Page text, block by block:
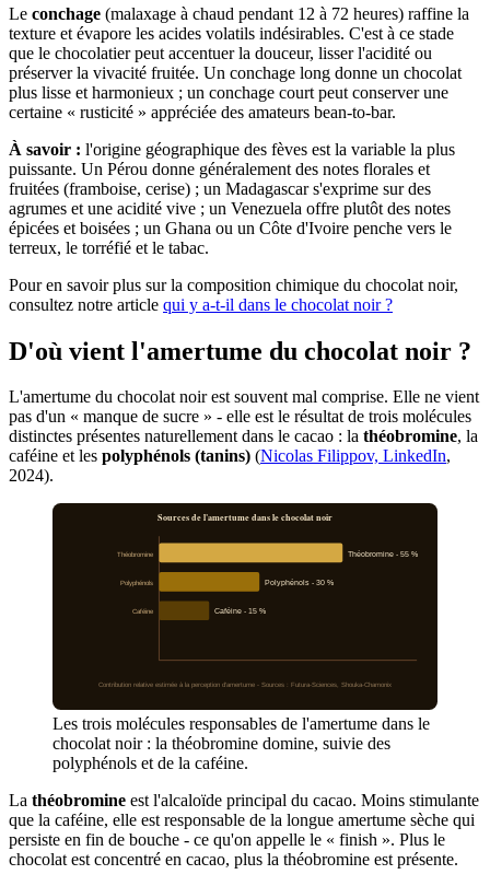
Le conchage (malaxage à chaud pendant 12 à 72 heures) raffine la
texture et évapore les acides volatils indésirables. C'est à ce stade
que le chocolatier peut accentuer la douceur, lisser l'acidité ou
préserver la vivacité fruitée. Un conchage long donne un chocolat
plus lisse et harmonieux ; un conchage court peut conserver une
certaine « rusticité » appréciée des amateurs bean-to-bar.
À savoir : l'origine géographique des fèves est la variable la plus
puissante. Un Pérou donne généralement des notes florales et
fruitées (framboise, cerise) ; un Madagascar s'exprime sur des
agrumes et une acidité vive ; un Venezuela offre plutôt des notes
épicées et boisées ; un Ghana ou un Côte d'Ivoire penche vers le
terreux, le torréfié et le tabac.
Pour en savoir plus sur la composition chimique du chocolat noir,
consultez notre article qui y a-t-il dans le chocolat noir ?
D'où vient l'amertume du chocolat noir ?
L'amertume du chocolat noir est souvent mal comprise. Elle ne vient
pas d'un « manque de sucre » - elle est le résultat de trois molécules
distinctes présentes naturellement dans le cacao : la théobromine, la
caféine et les polyphénols (tanins) (Nicolas Filippov, LinkedIn,
2024).
Sources de l'amertume dans le chocolat noir
Théobromine - 55 %
Théobromine
Polyphénols - 30 %
Polyphénols
Caféine - 15 %
Caféine
Contribution relative estimée à la perception d'amertume - Sources : Futura-Sciences, Shouka-Chamonix
Les trois molécules responsables de l'amertume dans le
chocolat noir : la théobromine domine, suivie des
polyphénols et de la caféine.
La théobromine est l'alcaloïde principal du cacao. Moins stimulante
que la caféine, elle est responsable de la longue amertume sèche qui
persiste en fin de bouche - ce qu'on appelle le « finish ». Plus le
chocolat est concentré en cacao, plus la théobromine est présente.